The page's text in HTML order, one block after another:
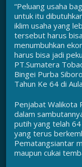
“Peluang usaha
untuk itu
iklim usaha yang
tersebut harus
menumbuhkan
harus bisa jadi
PT.Sumatera
Bingei Purba
Tahun Ke 64 di
Penjabat Walikota
dalam
putih yang telah
yang terus
Pematangsiantar
maupun cukai